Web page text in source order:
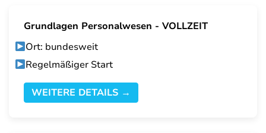
Grundlagen Personalwesen - VOLLZEIT
Ort: bundesweit
Regelmäßiger Start
WEITERE DETAILS →